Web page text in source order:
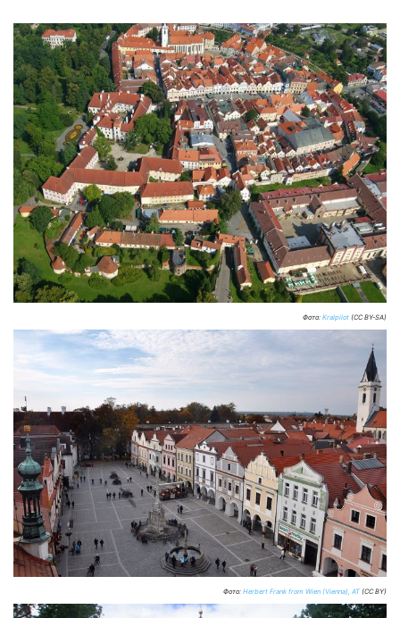
Фото: Kralpilot (CC BY-SA)
Фото: Herbert Frank from Wien (Vienna), AT (CC BY)